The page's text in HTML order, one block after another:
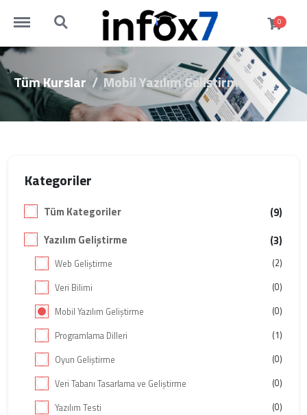
http://infox7.com/menu
http://infox7.com/search 0
Tüm Kurslar Mobil Yazılım Geliştirme
Kategoriler
Tüm Kategoriler
(9)
Yazılım Geliştirme
(3)
Web Geliştirme
(2)
Veri Bilimi
(0)
Mobil Yazılım Geliştirme
(0)
Programlama Dilleri
(1)
Oyun Geliştirme
(0)
Veri Tabanı Tasarlama ve Geliştirme
(0)
Yazılım Testi
(0)